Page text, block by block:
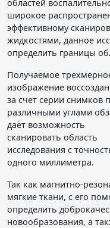
областей
широкое
эффективному
жидкостями, данное
определить границы
Получаемое
изображение
за счет серии снимков
различными углами
даёт возможность
сканировать область
исследования с
одного миллиметра.
Так как магнитно-
мягкие ткани, с его
определить
новообразования, а